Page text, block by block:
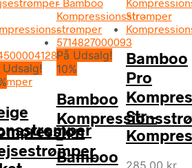
Udsalg!
På Udsalg!
10%
Bamboo
–
Bamboo
Bamboo
Pro
Str –
285,00 kr.